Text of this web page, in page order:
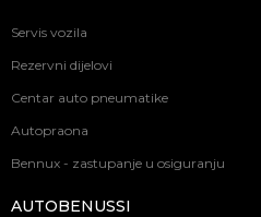
Servis vozila
Rezervni dijelovi
Centar auto pneumatike
Autopraona
Bennux - zastupanje u osiguranju
AUTOBENUSSI